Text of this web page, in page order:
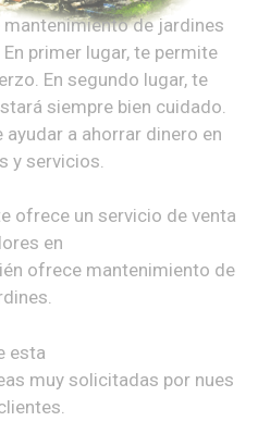
de jardines
primer lugar, te permite
En segundo lugar, te
siempre bien cuidado.
ayudar a ahorrar dinero en
y servicios.
ofrece un servicio de venta
en
ofrece mantenimiento de
esta
muy solicitadas por nues